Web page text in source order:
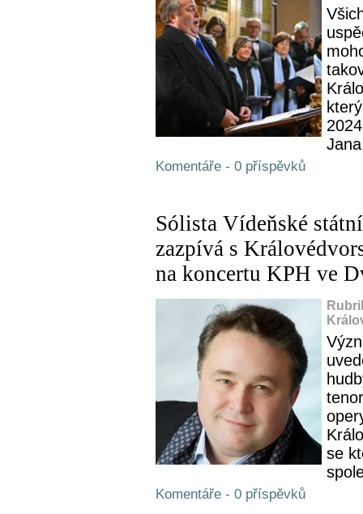
Komentáře - 0 příspěvků
Sólista Vídeňské
zazpívá s
na koncertu KPH ve
se
Komentáře - 0 příspěvků